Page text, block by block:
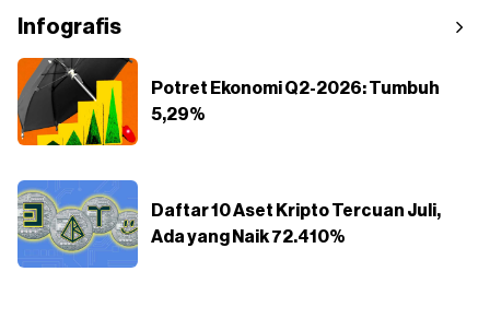
Infografis
Potret Ekonomi Q2-2026: Tumbuh
5,29%
Daftar 10 Aset Kripto Tercuan Juli,
Ada yang Naik 72.410%